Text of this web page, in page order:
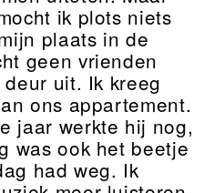
ik plots niets
plaats in de
geen vrienden
uit. Ik kreeg
ons appartement.
jaar werkte hij nog,
was ook het beetje
had weg. Ik